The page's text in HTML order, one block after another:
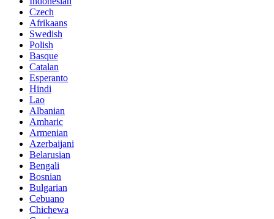
Czech
Afrikaans
Swedish
Polish
Basque
Catalan
Esperanto
Hindi
Lao
Albanian
Amharic
Armenian
Azerbaijani
Belarusian
Bengali
Bosnian
Bulgarian
Cebuano
Chichewa